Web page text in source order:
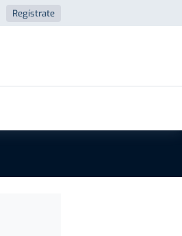
Regístrate